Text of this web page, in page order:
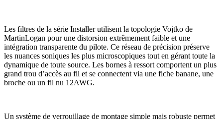
Les filtres de la série Installer utilisent la topologie Vojtko de
MartinLogan pour une distorsion extrêmement faible et une
intégration transparente du pilote. Ce réseau de précision préserve
les nuances soniques les plus microscopiques tout en gérant toute la
dynamique de toute source. Les bornes à ressort comportent un plus
grand trou d’accès au fil et se connectent via une fiche banane, une
broche ou un fil nu 12AWG.
Un système de verrouillage de montage simple mais robuste permet